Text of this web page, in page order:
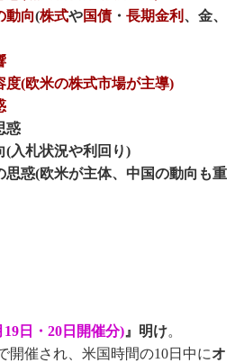
動向(株式や国債・ 長期金利 、金、
度(欧米の株式市場が主導)
惑
(入札状況や利回り)
思惑(欧米が主体、中国の動向も重
日・20日開催分)』明け。
開催され、米国時間の10日中にオ